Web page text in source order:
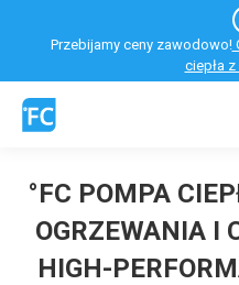
Przebijamy ceny zawodowo!
ciepła
°FC POMPA
OGRZEWANIA I
HIGH-